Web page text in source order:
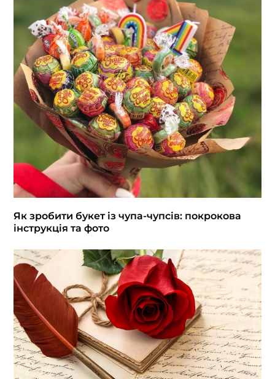
Як зробити букет із чупа-чупсів: покрокова
інструкція та фото